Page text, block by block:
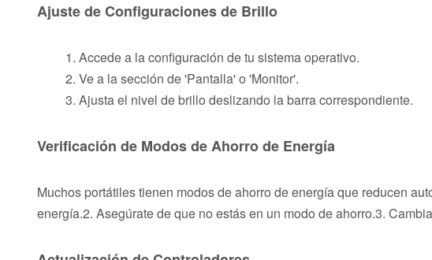
Ajuste de Configuraciones de Brillo
Accede a la configuración de tu sistema operativo.
Ve a la sección de 'Pantalla' o 'Monitor'.
Ajusta el nivel de brillo deslizando la barra correspondiente.
Verificación de Modos de Ahorro de Energía
Muchos portátiles tienen modos de ahorro de energía que reducen
energía.2. Asegúrate de que no estás en un modo de ahorro.3.